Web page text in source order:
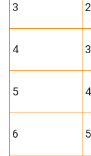
3
4
5
6